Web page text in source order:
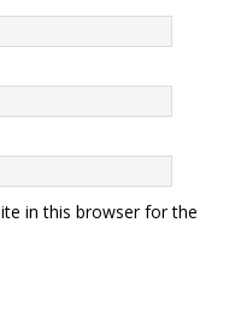
in this browser for the